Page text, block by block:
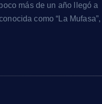
más de un año llegó a
como “La Mufasa”,